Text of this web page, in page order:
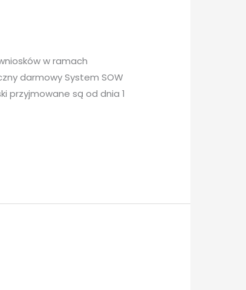
w ramach
darmowy System SOW
przyjmowane są od dnia 1